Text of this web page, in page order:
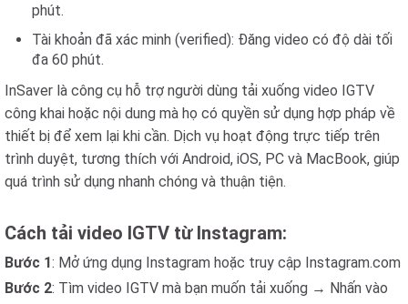
phút.
Tài khoản đã xác minh (verified): Đăng video có độ dài tối
đa 60 phút.
InSaver là công cụ hỗ trợ người dùng tải xuống video IGTV
công khai hoặc nội dung mà họ có quyền sử dụng hợp pháp về
thiết bị để xem lại khi cần. Dịch vụ hoạt động trực tiếp trên
trình duyệt, tương thích với Android, iOS, PC và MacBook, giúp
quá trình sử dụng nhanh chóng và thuận tiện.
Cách tải video IGTV từ Instagram:
Bước 1: Mở ứng dụng Instagram hoặc truy cập Instagram.com
Bước 2: Tìm video IGTV mà bạn muốn tải xuống → Nhấn vào